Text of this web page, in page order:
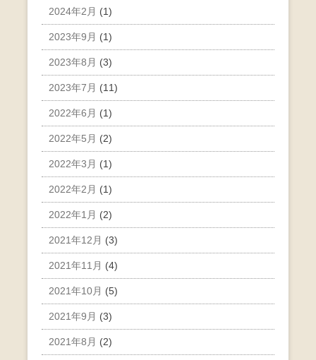
2024年2月 (1)
2023年9月 (1)
2023年8月 (3)
2023年7月 (11)
2022年6月 (1)
2022年5月 (2)
2022年3月 (1)
2022年2月 (1)
2022年1月 (2)
2021年12月 (3)
2021年11月 (4)
2021年10月 (5)
2021年9月 (3)
2021年8月 (2)